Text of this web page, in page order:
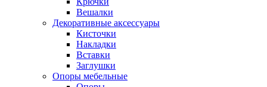
Вешалки
Декоративные аксессуары
Кисточки
Накладки
Вставки
Заглушки
Опоры мебельные